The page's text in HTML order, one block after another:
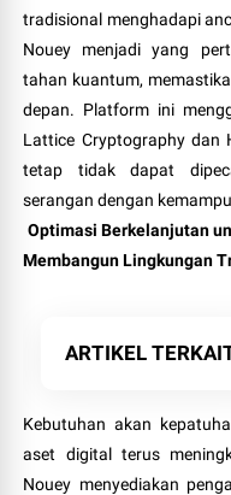
tradisional menghadapi
Nouey menjadi yang
tahan kuantum,
depan. Platform ini
Lattice Cryptography dan
tetap tidak dapat
serangan dengan
Optimasi Berkelanjutan
Membangun Lingkungan
ARTIKEL
Kebutuhan akan
aset digital terus
Nouey menyediakan